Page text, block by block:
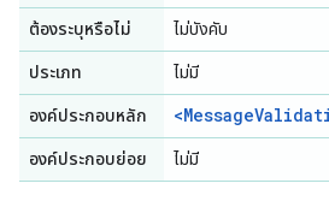
ต้องระบุหรือไม่ ไม่บังคับ
ประเภท ไม่มี
องค์ประกอบหลัก
องค์ประกอบย่อย ไม่มี